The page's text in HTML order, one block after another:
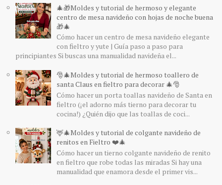
🎄🎁Moldes y tutorial de hermoso y elegante
centro de mesa navideño con hojas de noche buena
🎁🎄
Cómo hacer un centro de mesa navideño elegante
con fieltro y yute | Guía paso a paso para
principiantes Si buscas una manualidad navideña el...
🎅🎄Moldes y tutorial de hermoso toallero de
santa Claus en fieltro para decorar 🎄🎅
Cómo hacer un porta toallas navideño de Santa en
fieltro (¡el adorno más tierno para decorar tu
cocina!) ¿Quién dijo que las toallas de coci...
🦌🎄Moldes y tutorial de colgante navideño de
renitos en Fieltro ❤️🎄
Cómo hacer un tierno colgante navideño de renito
en fieltro que robe todas las miradas Si hay una
manualidad que enamora desde el primer vis...